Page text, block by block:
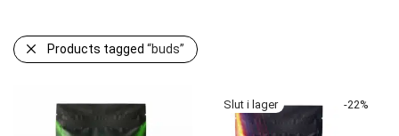
Products tagged “buds”
-22%